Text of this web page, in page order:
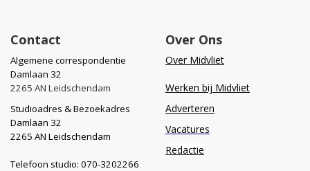
Contact
Algemene correspondentie
Damlaan 32
2265 AN Leidschendam
Studioadres & Bezoekadres
Damlaan 32
2265 AN Leidschendam
Telefoon studio: 070-3202266
Over Ons
Over Midvliet
Werken bij Midvliet
Adverteren
Vacatures
Redactie